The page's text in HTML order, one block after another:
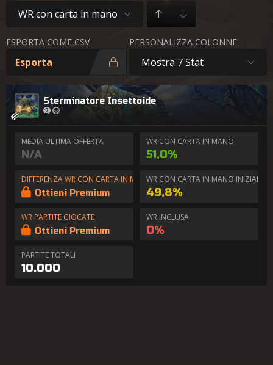
WR con carta in mano
ESPORTA COME CSV
Esporta
PERSONALIZZA COLONNE
Mostra 7 Stat
Sterminatore Insettoide
MEDIA ULTIMA OFFERTA
N/A
WR CON CARTA IN MANO
51,0%
DIFFERENZA WR CON CARTA IN MANO
Ottieni Premium
WR CON CARTA IN MANO INIZIALE
49,8%
WR PARTITE GIOCATE
Ottieni Premium
WR INCLUSA
0%
PARTITE TOTALI
10.000